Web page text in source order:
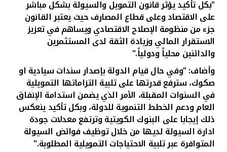
"بكل تأكيد يؤثر قانون التمويل والسيولة بشكل مباشر
على الاقتصاد وعلى قطاع المصارف حيث يعتبر القانون
جزء من منظومة الإصلاح الاقتصادي ويساهم في تعزيز
الاستقرار المالي وزيادة الثقة لدى المستثمرين
والدائنين محلياً ودولياً."
وأضاف: "وفي حال قيام الدولة بإصدار سندات سيادية او
صكوك، سترفع قدرتها على تلبية التزاماتها التمويلية
في السنوات المقبلة، الأمر الذي يضمن استدامة الإنفاق
العام ودعم الخطط التنموية للدولة، وبكل تأكيد ينعكس
ذلك إيجابا على البنوك الكويتية وترتفع معدلات جودة
ادارة السيولة لديها من خلال توظيف فوائض السيولة
المتوافرة عبر تلبية الاحتياجات التمويلية المطلوبة."